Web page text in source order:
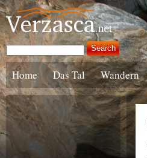
Home Das Tal Wandern